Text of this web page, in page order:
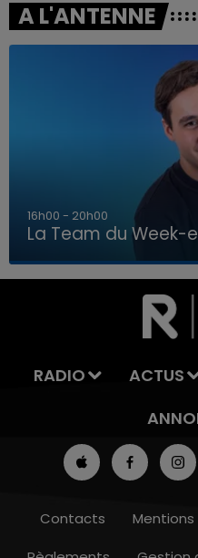
LA TEAM DU
A L'ANTENNE
7h00 - 12h00
La Team du Week-
RADIO ACTUS
Contacts Mentions